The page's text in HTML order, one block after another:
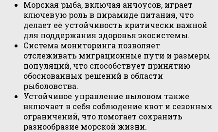
Морская рыба, включая анчоусов, играет
ключевую роль в пирамиде питания, что
делает её устойчивость критически важной
для поддержания здоровья экосистемы.
Система мониторинга позволяет
отслеживать миграционные пути и размеры
популяций, что способствует принятию
обоснованных решений в области
рыболовства.
Устойчивое управление выловом также
включает в себя соблюдение квот и сезонных
ограничений, что помогает сохранить
разнообразие морской жизни.